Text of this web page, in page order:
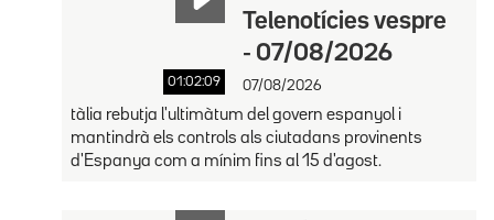
01:02:09
Telenotícies vespre
- 07/08/2026
07/08/2026
tàlia rebutja l'ultimàtum del govern espanyol i
mantindrà els controls als ciutadans provinents
d'Espanya com a mínim fins al 15 d'agost.